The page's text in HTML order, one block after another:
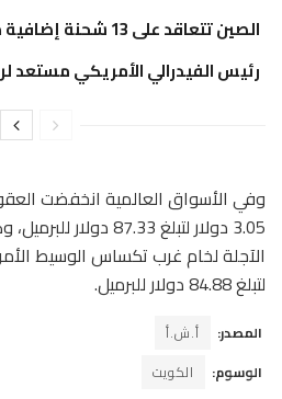
الصين تتعاقد على 13 شحنة إضافية من فول الصويا الأمريكى
رئيس الفيدرالي الأمريكي مستعد
وفي الأسواق العالمية انخفضت
3.05 دولار لتبلغ 87.33
لتبلغ 84.88 دولار للبرميل.
المصدر:
أ.ش.أ
الوسوم:
الكويت